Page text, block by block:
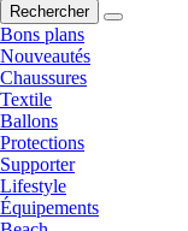
Rechercher
Bons plans
Nouveautés
Chaussures
Textile
Ballons
Protections
Supporter
Lifestyle
Équipements